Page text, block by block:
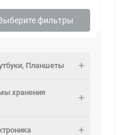
фильтры
Планшеты
хранения